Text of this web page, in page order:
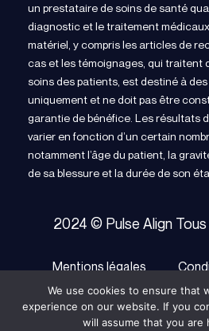
un prestataire de soins de santé
diagnostic et le traitement
matériel, y compris les articles de
cas et les témoignages, qui traitent
soins des patients, est destiné à
uniquement et ne doit pas être
garantie de bénéfice. Les résultats
varier en fonction d’un certain
notamment l’âge du patient, la
de sa blessure et la durée de son
2024 © Pulse Align
Mentions légales
politique de confidentialité
We use cookies to ensure that
experience on our website. If you
will assume that you are